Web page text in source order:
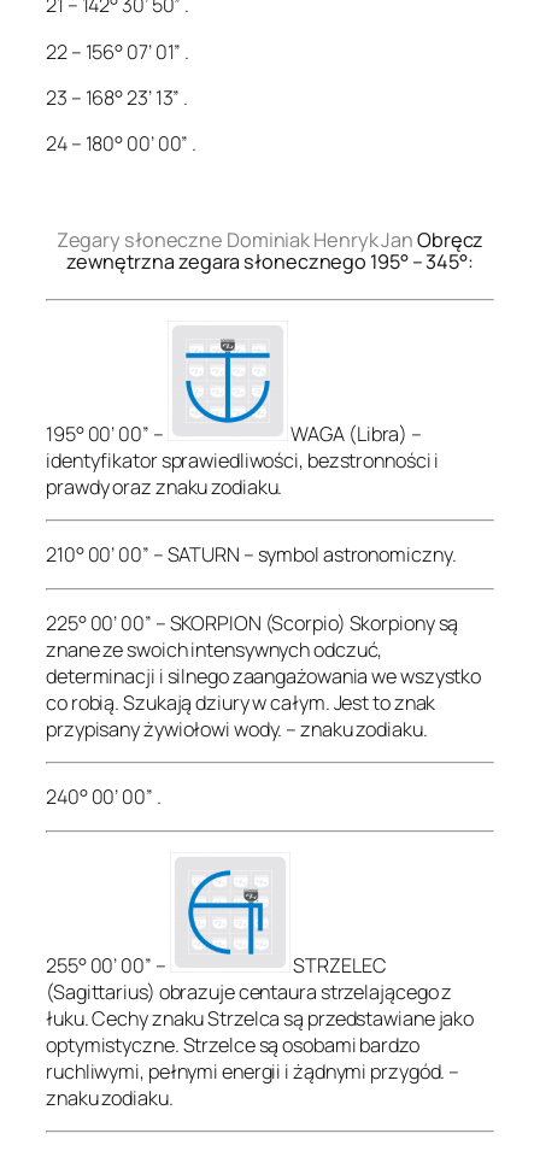
22 – 156° 07’ 01” .
23 – 168° 23’ 13” .
24 – 180° 00’ 00” .
Zegary słoneczne Dominiak Henryk JanObręcz
zewnętrzna zegara słonecznego 195° – 345°:
195° 00’ 00” –
WAGA (Libra) –
identyfikator sprawiedliwości, bezstronności i
prawdy oraz znaku zodiaku.
210° 00’ 00” – SATURN – symbol astronomiczny.
225° 00’ 00” – SKORPION (Scorpio) Skorpiony są
znane ze swoich intensywnych odczuć,
determinacji i silnego zaangażowania we wszystko
co robią. Szukają dziury w całym. Jest to znak
przypisany żywiołowi wody. – znaku zodiaku.
240° 00’ 00” .
255° 00’ 00” –
STRZELEC
(Sagittarius) obrazuje centaura strzelającego z
łuku. Cechy znaku Strzelca są przedstawiane jako
optymistyczne. Strzelce są osobami bardzo
ruchliwymi, pełnymi energii i żądnymi przygód. –
znaku zodiaku.